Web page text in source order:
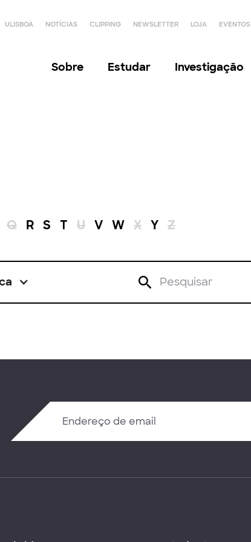
ULISBOA NOTÍCIAS CLIPPING NEWSLETTER LOJA EVENTOS
Sobre Estudar Investigação
Q R S T U V W X Y Z